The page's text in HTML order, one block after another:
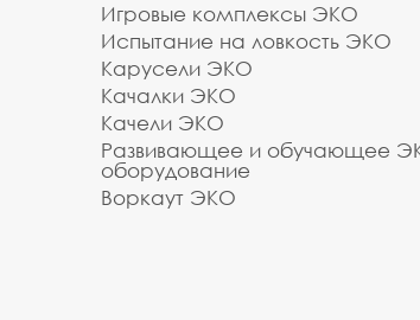
Игровые комплексы ЭКО
Испытание на ловкость ЭКО
Карусели ЭКО
Качалки ЭКО
Качели ЭКО
Развивающее и обучающее
оборудование
Воркаут ЭКО